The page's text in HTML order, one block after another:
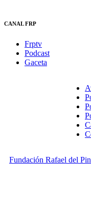
CANAL FRP
Frptv
Podcast
Gaceta
Fundación Rafael del